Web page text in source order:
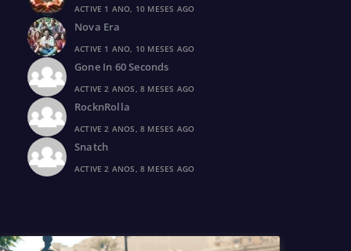
ACTIVE 1 ANO, 10 MESES AGO
Nova Era
ACTIVE 1 ANO, 10 MESES AGO
Gone In 60 Seconds
ACTIVE 2 ANOS, 8 MESES AGO
RocknRolla
ACTIVE 2 ANOS, 8 MESES AGO
Snatch
ACTIVE 2 ANOS, 8 MESES AGO